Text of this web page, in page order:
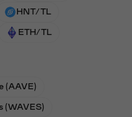
HNT/TL
ETH/TL
(AAVE)
(WAVES)